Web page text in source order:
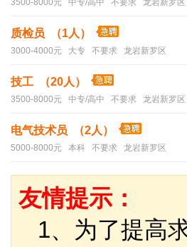
3500-8000元 中专/高中 不要求 龙岩新罗区
质检员 （1人）
3000-4000元 大专 不要求 龙岩新罗区
技工 （20人）
3500-8000元 中专/高中 不要求 龙岩新罗区
电气技术员 （2人）
5000-8000元 本科 不要求 龙岩新罗区
友情提示：
1、为了提高